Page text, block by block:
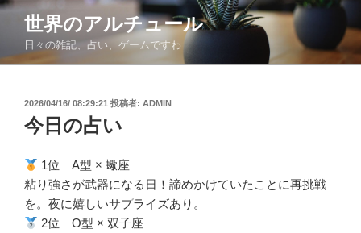
コ
ン
世界のアルチュール
日々の雑記、占い、ゲームですわ
投
稿
日:
2026/04/16/ 08:29:21 投稿者: ADMIN
今日の占い
1位 A型 × 蠍座
粘り強さが武器になる日！諦めかけていたことに再挑戦
を。夜に嬉しいサプライズあり。
2位 O型 × 双子座